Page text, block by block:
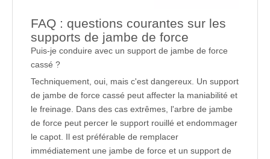
FAQ : questions courantes sur les
supports de jambe de force
Puis-je conduire avec un support de jambe de force
cassé ?
Techniquement, oui, mais c'est dangereux. Un support
de jambe de force cassé peut affecter la maniabilité et
le freinage. Dans des cas extrêmes, l'arbre de jambe
de force peut percer le support rouillé et endommager
le capot. Il est préférable de remplacer
immédiatement une jambe de force et un support de